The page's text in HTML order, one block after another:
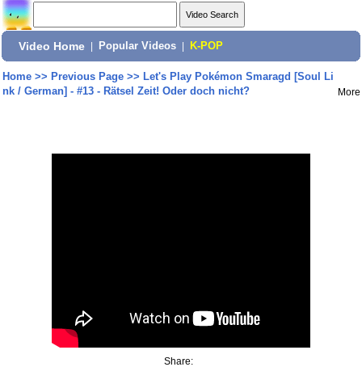
Video Home Popular Videos K-POP
Home>> Previous Page>> Let's Play Pokémon Smaragd [Soul Li
nk / German] - #13 - Rätsel Zeit! Oder doch nicht?
More
Share: